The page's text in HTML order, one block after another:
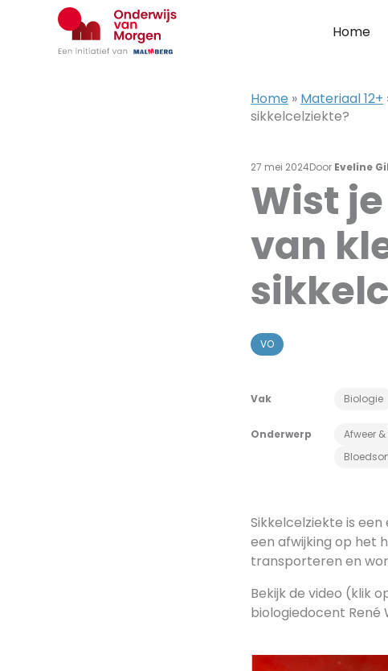
Home
Home » Materiaal 12+
sikkelcelziekte?
27 mei 2024Door Eveline
VO
Vak Biologie
Onderwerp
Afweer
Wist
van
Sikkelcelziekte is
een afwijking op het
transporteren en
Bekijk de video (klik
biologiedocent René